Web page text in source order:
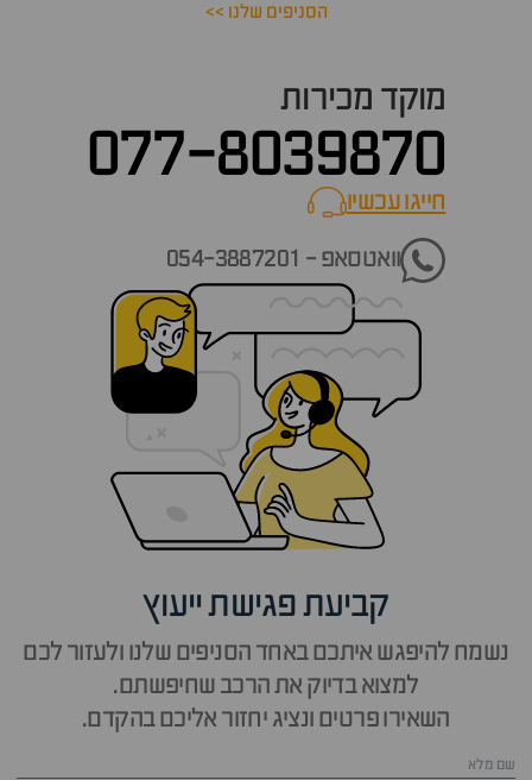
הסניפים שלנו >>
מוקד מכירות
077-8039870
חייגו עכשיוcall now
וואטסאפ - 054-3887201
קביעת פגישת ייעוץ
נשמח להיפגש איתכם באחד הסניפים שלנו ולעזור לכם
למצוא בדיוק את הרכב שחיפשתם.
השאירו פרטים ונציג יחזור אליכם בהקדם.